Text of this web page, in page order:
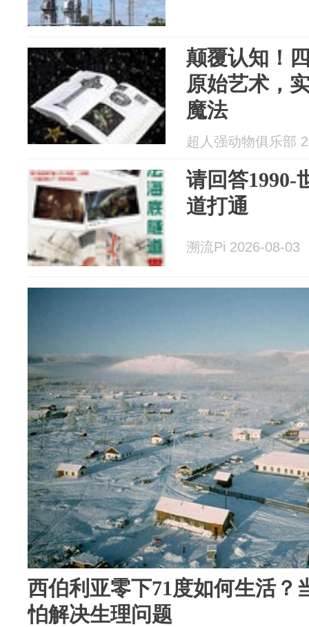
颠覆认知！
原始艺术，
魔法
超人强动物俱乐部
请回答1990-
道打通
溯流Pi 2026-08-03
西伯利亚零下71度如何生活？
怕解决生理问题